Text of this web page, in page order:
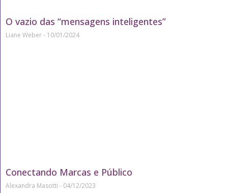
O vazio das “mensagens inteligentes”
Liane Weber 10/01/2024
Conectando Marcas e Público
Alexandra Masotti 04/12/2023